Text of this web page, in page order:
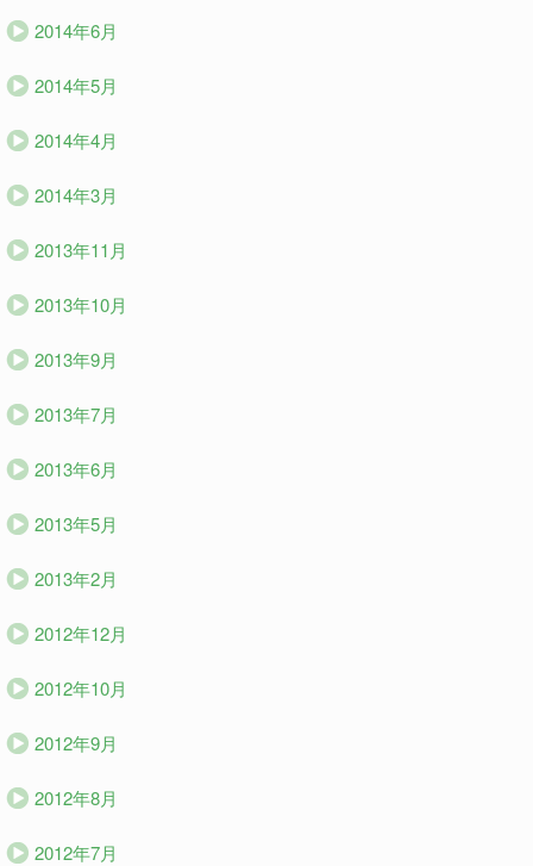
2014年6月
2014年5月
2014年4月
2014年3月
2013年11月
2013年10月
2013年9月
2013年7月
2013年6月
2013年5月
2013年2月
2012年12月
2012年10月
2012年9月
2012年8月
2012年7月